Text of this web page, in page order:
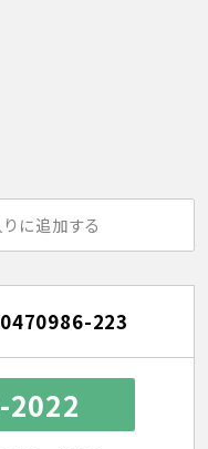
に追加する
223
2022